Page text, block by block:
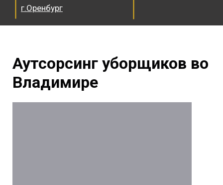
г.Оренбург
Аутсорсинг уборщиков во
Владимире